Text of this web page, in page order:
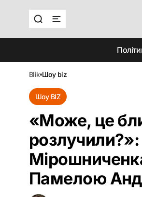
blik шоу biz
Шоу BIZ
«Може, це
Памелою